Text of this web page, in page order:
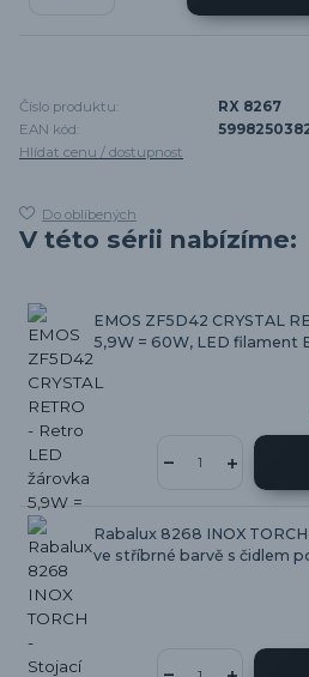
Číslo produktu:
RX 8267
EAN kód:
Hlídat cenu / dostupnost
Do oblíbených
V této sérii nabízíme:
EMOS ZF5D42 CRYSTAL
5,9W = 60W, LED filament
Rabalux 8268 INOX
ve stříbrné barvě s čidlem